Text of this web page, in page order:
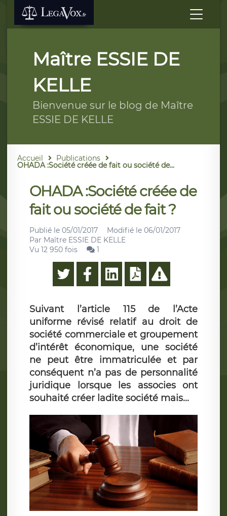
Maître ESSIE DE
KELLE
Bienvenue sur le blog de Maître
ESSIE DE KELLE
Accueil Publications
OHADA :Société créée de fait ou société de...
OHADA :Société créée de
fait ou société de fait ?
Publié le 05/01/2017 Modifié le 06/01/2017
Par Maître ESSIE DE KELLE
Vu 12 950 fois
1
Suivant l’article 115 de l’Acte
uniforme révisé relatif au droit de
société commerciale et groupement
d’intérêt économique, une société
ne peut être immatriculée et par
conséquent n’a pas de personnalité
juridique lorsque les associes ont
souhaité créer ladite société mais...